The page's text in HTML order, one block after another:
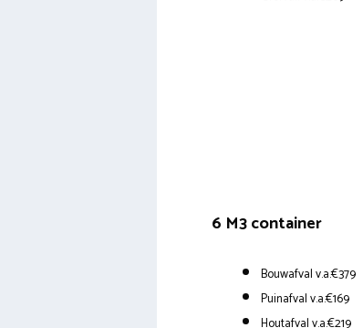
6 M3 container
Bouwafval v.a.€379
Puinafval v.a.€169
Houtafval v.a.€219